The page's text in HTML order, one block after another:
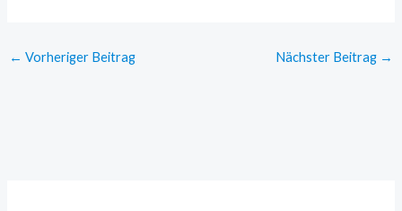
← Vorheriger Beitrag Nächster Beitrag →